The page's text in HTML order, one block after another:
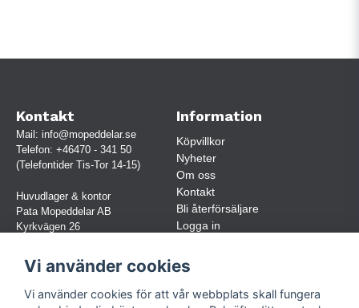
Kontakt
Mail: info@mopeddelar.se
Telefon: +46470 - 341 50
(Telefontider Tis-Tor 14-15)
Huvudlager & kontor
Pata Mopeddelar AB
Kyrkvägen 26
(OBS. Endast förbokade besök)
Org.nr:
559030-5248
Jur. namn: Pata Mopeddelar AB
Information
Köpvillkor
Nyheter
Om oss
Kontakt
Bli återförsäljare
Logga in
Vi använder cookies
Vi använder cookies för att vår webbplats skall fungera